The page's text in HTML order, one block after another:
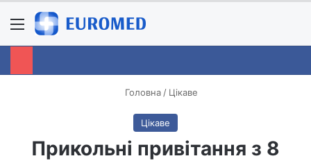
Menu
Головна / Цікаве
Цікаве
Прикольні привітання з 8